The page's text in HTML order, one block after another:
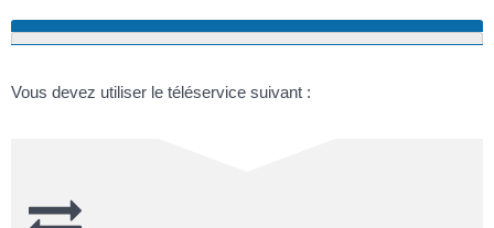
Vous devez utiliser le téléservice suivant :